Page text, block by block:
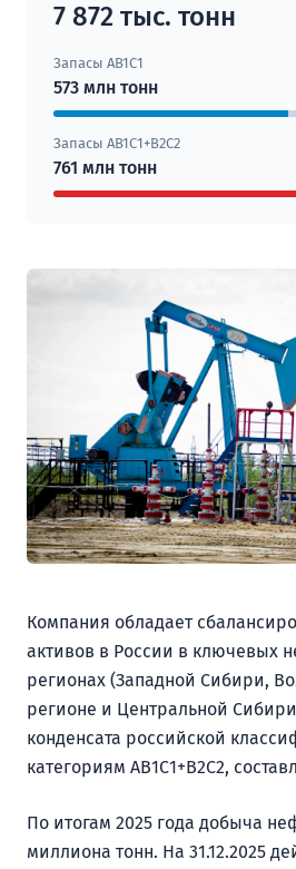
Компания обладает
активов в России в ключевых
регионах (Западной Сибири,
регионе и Центральной
конденсата российской
категориям АВ1С1+В2С2,
По итогам 2025 года добыча
миллиона тонн. На 31.12.2025
7 872 тыс. тонн
Запасы AB1С1
573 млн тонн
Запасы AB1С1+B2С2
761 млн тонн